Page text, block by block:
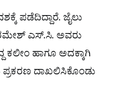
ಪಡೆದಿದ್ದಾರೆ. ಜೈಲು
ಎಸ್.ಸಿ. ಅವರು
ಕಲೀಂ ಹಾಗೂ ಅದಕ್ಕಾಗಿ
ದಾಖಲಿಸಿಕೊಂಡು